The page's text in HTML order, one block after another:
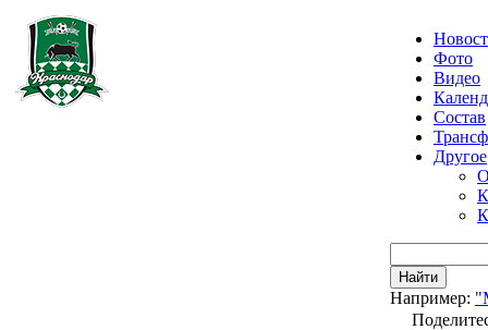
Фото
Видео
Состав
Другое
Найти
Например: